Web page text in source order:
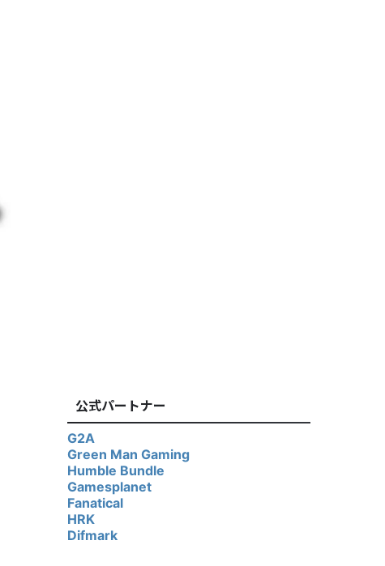
公式パートナー
G2A
Green Man Gaming
Humble Bundle
Gamesplanet
Fanatical
HRK
Difmark